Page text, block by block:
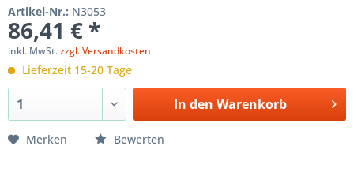
Artikel-Nr.: N3053
86,41 € *
inkl. MwSt.zzgl. Versandkosten
Lieferzeit 15-20 Tage
In den Warenkorb
Merken Bewerten